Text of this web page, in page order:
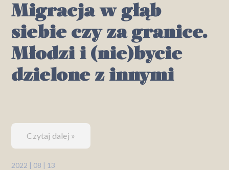
Migracja w głąb
siebie czy za granice.
Młodzi i (nie)bycie
dzielone z innymi
Czytaj dalej »
2022 | 08 | 13